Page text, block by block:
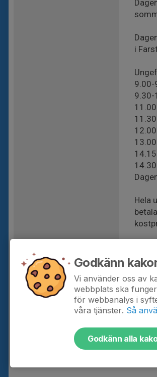
i
9.00-
9.30-
Hela
Det
Godkänn
Vi använder oss av
webbplats ska
för webbanalys i
våra tjänster. Så
Godkänn alla